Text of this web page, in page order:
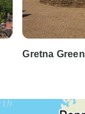
Gretna Green